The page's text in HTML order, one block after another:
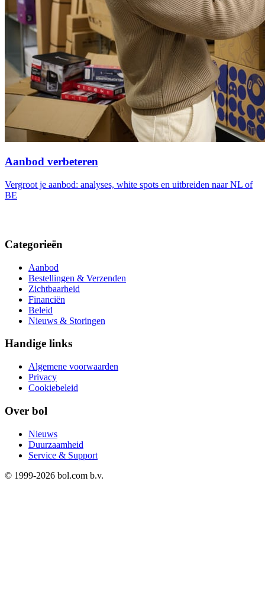
Aanbod verbeteren
Vergroot je aanbod: analyses, white spots en uitbreiden naar NL of
BE
Categorieën
Aanbod
Bestellingen & Verzenden
Zichtbaarheid
Financiën
Beleid
Nieuws & Storingen
Handige links
Algemene voorwaarden
Privacy
Cookiebeleid
Over bol
Nieuws
Duurzaamheid
Service & Support
© 1999-2026 bol.com b.v.